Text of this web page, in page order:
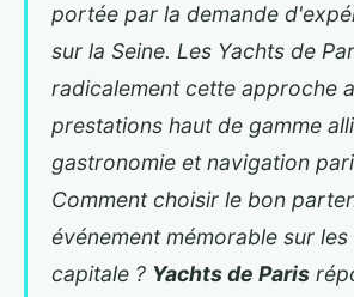
portée par la demande
sur la Seine. Les Yachts de
radicalement cette approche
prestations haut de gamme
gastronomie et navigation
Comment choisir le bon
événement mémorable sur les
capitale ? Yachts de Paris